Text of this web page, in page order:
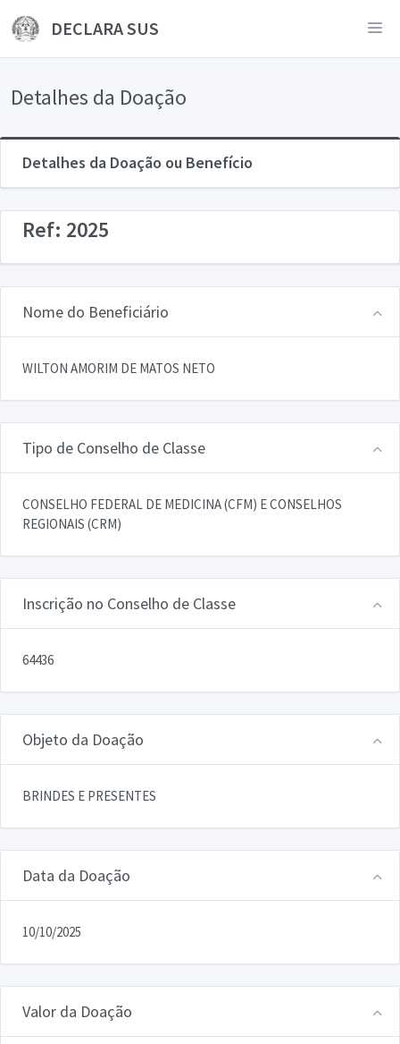
DECLARA SUS
Detalhes da Doação
Detalhes da Doação ou Benefício
Ref: 2025
Nome do Beneficiário
WILTON AMORIM DE MATOS NETO
Tipo de Conselho de Classe
CONSELHO FEDERAL DE MEDICINA (CFM) E CONSELHOS
REGIONAIS (CRM)
Inscrição no Conselho de Classe
64436
Objeto da Doação
BRINDES E PRESENTES
Data da Doação
10/10/2025
Valor da Doação